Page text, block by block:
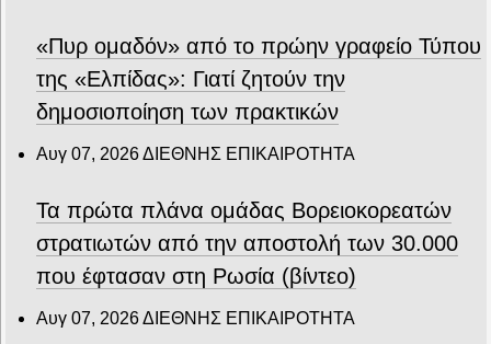
«Πυρ ομαδόν» από το πρώην γραφείο Τύπου
της «Ελπίδας»: Γιατί ζητούν την
δημοσιοποίηση των πρακτικών
Αυγ 07, 2026ΔΙΕΘΝΗΣ ΕΠΙΚΑΙΡΟΤΗΤΑ
Τα πρώτα πλάνα ομάδας Βορειοκορεατών
στρατιωτών από την αποστολή των 30.000
που έφτασαν στη Ρωσία (βίντεο)
Αυγ 07, 2026ΔΙΕΘΝΗΣ ΕΠΙΚΑΙΡΟΤΗΤΑ